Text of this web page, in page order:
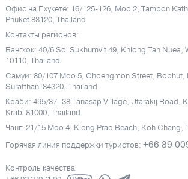
Офис на Пхукете: 16/125-126, Moo 2, Tambon
Phuket 83120, Thailand
Контакты регионов:
Бангкок: 40/6 Soi Sukhumvit 49, Khlong Tan Nuea,
10110, Thailand
Самуи: 80/107 Moo 5, Choengmon Street, Bophut,
Suratthani 84320, Thailand
Краби: 495/37–38 Tanasap Village, Utarakij Road,
Krabi 81000, Thailand
Чанг: 21/15 Moo 4, Klong Prao Beach, Koh Chang,
Горячая линия поддержки туристов: +66 89
Контроль качества